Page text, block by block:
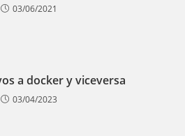
03/06/2021
a docker y viceversa
03/04/2023